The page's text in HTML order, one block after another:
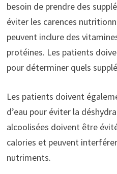
besoin de prendre des
éviter les carences
peuvent inclure des
protéines. Les patients
pour déterminer quels
Les patients doivent
d’eau pour éviter la
alcoolisées doivent être
calories et peuvent
nutriments.